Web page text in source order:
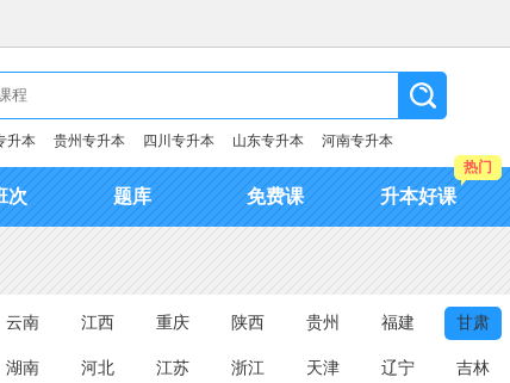
升本 贵州专升本 四川专升本 山东专升本 河南专升本
次 题库 免费课 升本好课
热门
云南 江西 重庆 陕西 贵州 福建 甘肃
湖南 河北 江苏 浙江 天津 辽宁 吉林